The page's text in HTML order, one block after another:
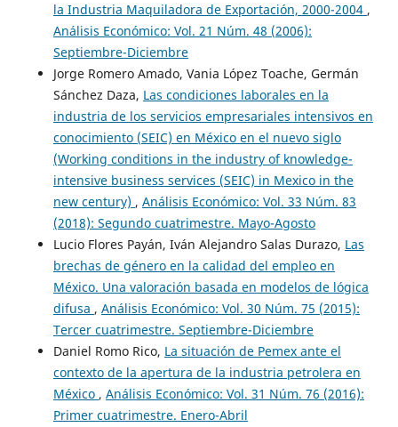
la Industria Maquiladora de Exportación, 2000-2004 ,
Análisis Económico: Vol. 21 Núm. 48 (2006):
Septiembre-Diciembre
Jorge Romero Amado, Vania López Toache, Germán
Sánchez Daza, Las condiciones laborales en la
industria de los servicios empresariales intensivos en
conocimiento (SEIC) en México en el nuevo siglo
(Working conditions in the industry of knowledge-
intensive business services (SEIC) in Mexico in the
new century) , Análisis Económico: Vol. 33 Núm. 83
(2018): Segundo cuatrimestre. Mayo-Agosto
Lucio Flores Payán, Iván Alejandro Salas Durazo, Las
brechas de género en la calidad del empleo en
México. Una valoración basada en modelos de lógica
difusa , Análisis Económico: Vol. 30 Núm. 75 (2015):
Tercer cuatrimestre. Septiembre-Diciembre
Daniel Romo Rico, La situación de Pemex ante el
contexto de la apertura de la industria petrolera en
México , Análisis Económico: Vol. 31 Núm. 76 (2016):
Primer cuatrimestre. Enero-Abril